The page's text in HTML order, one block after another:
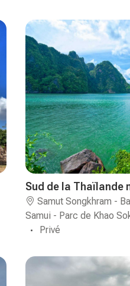
Sud de la Thaïlande
Samut Songkhram -
Samui - Parc de Khao
Privé